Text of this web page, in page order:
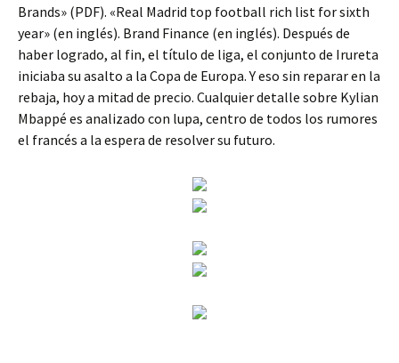
Brands» (PDF). «Real Madrid top football rich list for sixth
year» (en inglés). Brand Finance (en inglés). Después de
haber logrado, al fin, el título de liga, el conjunto de Irureta
iniciaba su asalto a la Copa de Europa. Y eso sin reparar en la
rebaja, hoy a mitad de precio. Cualquier detalle sobre Kylian
Mbappé es analizado con lupa, centro de todos los rumores
el francés a la espera de resolver su futuro.